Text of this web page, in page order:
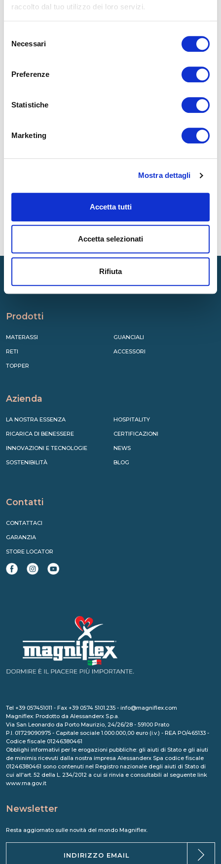
raccolto dal tuo utilizzo dei loro servizi.
delNecessari
Preferenze
Statistiche
Marketing
Mostra dettagli
Accetta tutti
Accetta selezionati
Rifiuta
PIUMA
Collezione dal comfort e supportoTradizionale, selezione di
componenti di alta qualità. Diversi modelli disponibili.
SELEZIONA
Prodotti
MATERASSI
RETI
TOPPER
GUANCIALI
ACCESSORI
Azienda
LA NOSTRA ESSENZA
RICARICA DI BENESSERE
INNOVAZIONI E TECNOLOGIE
SOSTENIBILITÀ
HOSPITALITY
CERTIFICAZIONI
NEWS
BLOG
Contatti
CONTATTACI
GARANZIA
STORE LOCATOR
Tel +39 057451011 - Fax +39 0574 5101.235 - info@magniflex.com
Magniflex: Prodotto da Alessanderx S.p.a.
Via San Leonardo da Porto Maurizio, 24/26/28 - 59100 Prato
P.I. 01729090975 - Capitale sociale 1.000.000,00 euro (i.v.) - REA PO/465133 -
Codice fiscale 01246380461
Obblighi informativi per le erogazioni pubbliche: gli aiuti di Stato e gli aiuti
de minimis ricevuti dalla nostra impresa Alessanderx Spa codice fiscale
01246380461 sono contenuti nel Registro nazionale degli aiuti di Stato di
cui all'art. 52 della L. 234/2012 a cui si rinvia e consultabili al seguente link
www.rna.gov.it
Newsletter
Resta aggiornato sulle novità del mondo Magniflex.